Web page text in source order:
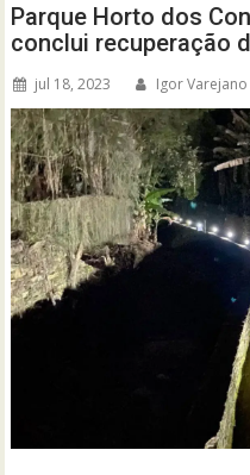
Parque Horto dos
conclui recuperação
jul 18, 2023 Igor Varejano